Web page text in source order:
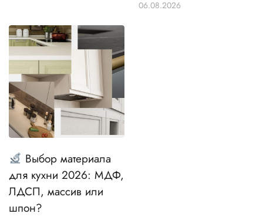
06.08.2026
Выбор материала
для кухни 2026: МДФ,
ЛДСП, массив или
шпон?